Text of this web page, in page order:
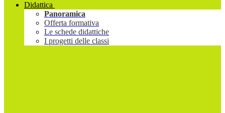
Didattica
Panoramica
Offerta formativa
Le schede didattiche
I progetti delle classi